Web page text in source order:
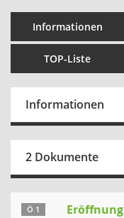
Informationen
TOP-Liste
Informationen
2 Dokumente
Ö 1